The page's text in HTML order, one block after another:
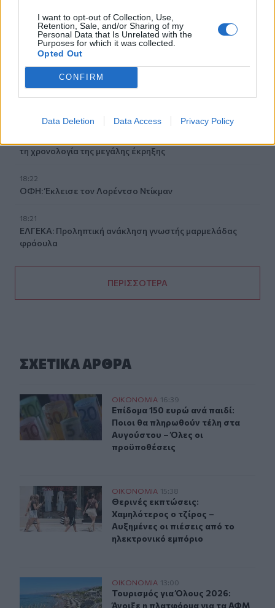
I want to opt-out of Collection, Use,
Retention, Sale, and/or Sharing of my
Personal Data that Is Unrelated with the
Purposes for which it was collected.
Opted Out
CONFIRM
Data Deletion Data Access Privacy Policy
Η πρώτη ομάδα που συλλυπήθηκε για τον χαμό του
πατέρα του Μέσι
Τα «Παραμύθια του Σαββάτου»… πάνε διακοπές!
Μυστήριο 3.500 ετών στη Σαντορίνη: Ο 15χρονος που δεν
τη χρονολογία της μεγάλης έκρηξης
18:22
ΟΦΗ: Έκλεισε τον Λορέντσο Ντίκμαν
18:21
ΕΛΓΕΚΑ: Προληπτική ανάκληση γνωστής μαρμελάδας
φράουλα
ΠΕΡΙΣΣΟΤΕΡΑ
ΣΧΕΤΙΚA AΡΘΡΑ
Επίδομα 150 ευρώ ανά παιδί: Ποιοι θα πληρωθούν
ΟΙΚΟΝΟΜΙΑ 16:39
Επίδομα 150 ευρώ ανά παιδί:
Επίδομα 150 ευρώ ανά παιδί:
Ποιοι θα πληρωθούν τέλη στα
Αυγούστου – Όλες οι
προϋποθέσεις
Θερινές εκπτώσεις: Χαμηλότερος ο τζίρος – Αυξημένες
ΟΙΚΟΝΟΜΙΑ 15:38
Θερινές εκπτώσεις: Χαμηλότερος ο
Θερινές εκπτώσεις:
Χαμηλότερος ο τζίρος –
Αυξημένες οι πιέσεις από το
ηλεκτρονικό εμπόριο
Τουρισμός για Όλους 2026: Άνοιξε η πλατφόρμα για
ΟΙΚΟΝΟΜΙΑ 13:00
Τουρισμός για Όλους 2026:
Τουρισμός για Όλους 2026:
Άνοιξε η πλατφόρμα για τα ΑΦΜ